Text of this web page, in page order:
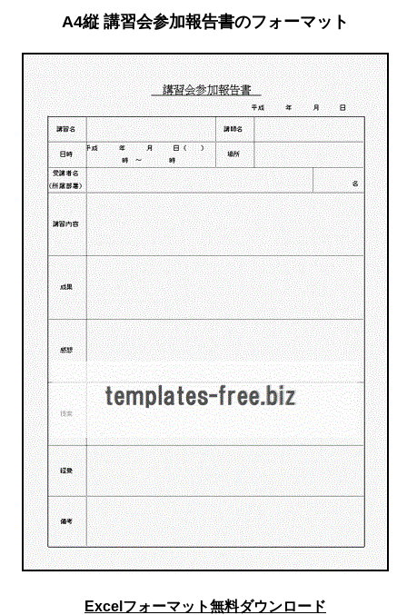
A4縦 講習会参加報告書のフォーマット
Excelフォーマット無料ダウンロード